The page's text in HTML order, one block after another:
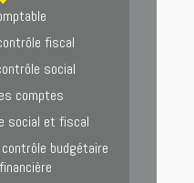
fiscal
social
comptes
social et fiscal
budgétaire